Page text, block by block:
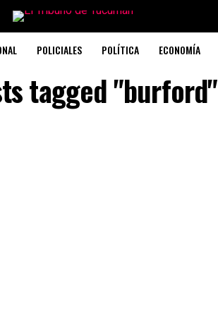
POLICIALES POLÍTICA ECONOMÍA
tagged "burford"